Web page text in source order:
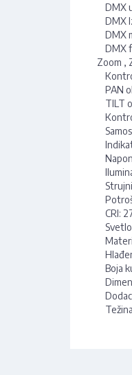
DMX
DMX
DMX
DMX
Zoom ,
PAN
TILT
Strujni
CRI:
Boja